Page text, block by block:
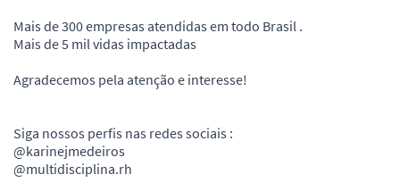
Mais de 300 empresas atendidas em todo Brasil .
Mais de 5 mil vidas impactadas
Agradecemos pela atenção e interesse!
Siga nossos perfis nas redes sociais :
@karinejmedeiros
@multidisciplina.rh